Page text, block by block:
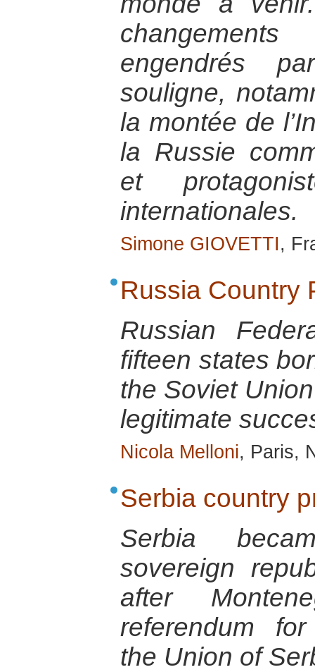
engendrés
souligne,
la montée de
la Russie
et
internationales.
Simone GIOVETTI,
Russia Country
Russian
fifteen states
the Soviet
legitimate
Nicola Melloni, Paris,
Serbia country
Serbia
sovereign
after
referendum
the Union of